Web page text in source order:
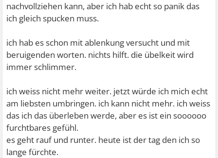
nachvollziehen kann, aber ich hab echt so panik das
ich gleich spucken muss.
ich hab es schon mit ablenkung versucht und mit
beruigenden worten. nichts hilft. die übelkeit wird
immer schlimmer.
ich weiss nicht mehr weiter. jetzt würde ich mich echt
am liebsten umbringen. ich kann nicht mehr. ich weiss
das ich das überleben werde, aber es ist ein soooooo
furchtbares gefühl.
es geht rauf und runter. heute ist der tag den ich so
lange fürchte.